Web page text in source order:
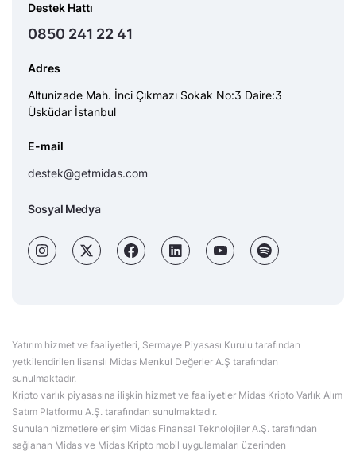
Destek Hattı
0850 241 22 41
Adres
Altunizade Mah. İnci Çıkmazı Sokak No:3 Daire:3
Üsküdar İstanbul
E-mail
destek@getmidas.com
Sosyal Medya
Yatırım hizmet ve faaliyetleri, Sermaye Piyasası Kurulu tarafından
yetkilendirilen lisanslı Midas Menkul Değerler A.Ş tarafından
sunulmaktadır.
Kripto varlık piyasasına ilişkin hizmet ve faaliyetler Midas Kripto Varlık Alım
Satım Platformu A.Ş. tarafından sunulmaktadır.
Sunulan hizmetlere erişim Midas Finansal Teknolojiler A.Ş. tarafından
sağlanan Midas ve Midas Kripto mobil uygulamaları üzerinden